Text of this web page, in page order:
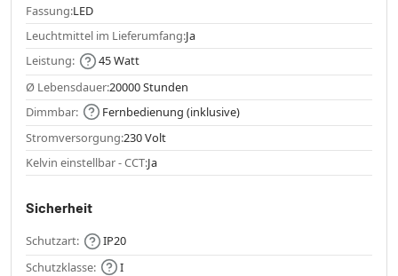
Fassung:LED
Leuchtmittel im Lieferumfang:Ja
Leistung:
45 Watt
Ø Lebensdauer:20000 Stunden
Dimmbar:
Fernbedienung (inklusive)
Stromversorgung:230 Volt
Kelvin einstellbar - CCT:Ja
Sicherheit
Schutzart:
IP20
Schutzklasse:
I